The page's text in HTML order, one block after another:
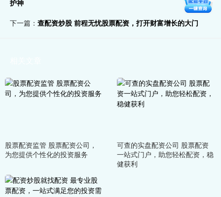
护神
下一篇： 查配资炒股 前程无忧股票配资，打开财富增长的大门
股票配资监管 股票配资公司，
为您提供个性化的投资服务
可查的实盘配资公司 股票配资
一站式门户，助您轻松配资，稳
健获利